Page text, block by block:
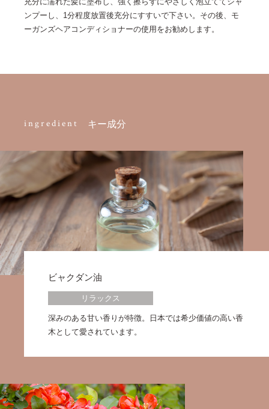
ンプーし、1分程度放置後充分にすすいで下さい。その後、モ
ーガンズヘアコンディショナーの使用をお勧めします。
ingredient キー成分
ビャクダン油
リラックス
深みのある甘い香りが特徴。日本では希少価値の高い香
木として愛されています。